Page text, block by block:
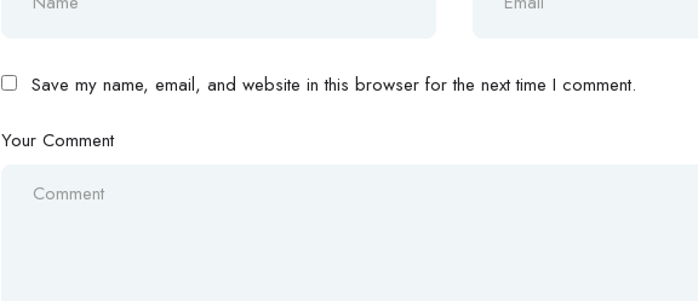
Save my name, email, and website in this browser for the next time I comment.
Your Comment